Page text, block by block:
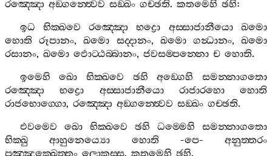
රඤ‍්ඤො අඞ‍්ගන‍්ත්‍වෙව සඞ‍්ඛං ගච‍්ඡති. කතමෙහි ඡහි:
ඉධ
භික‍්ඛවෙ රඤ‍්ඤො භද්‍රො අස‍්සාජානීයො
ඛමො
හොති
රූපානං,ඛමො සද‍්දානං, ඛමො ගන්‍ධානං,ඛමො
රසානං, ඛමො ඵොට‍්ඨබ‍්බානං, ජවසම‍්පන‍්නො ච හොති.
ඉමෙහි
ඛො භික‍්ඛවෙ ඡහි අඞ‍්ගෙහි
සමන‍්නාගතො
රඤ‍්ඤො
භද්‍රො අස‍්සාජානීයො රාජාරහො
හොති
රාජභොග‍්ගො, රඤ‍්ඤො අඞ‍්ගන‍්ත්‍වෙව සඞ‍්ඛං ගච‍්ඡති.
එවමෙව
ඛො භික‍්ඛවෙ ඡහි ධම‍්මෙහි
සමන‍්නාගතො
භික‍්ඛු
ආහුනෙය්‍යො හොති -පෙ- අනුත‍්තරං